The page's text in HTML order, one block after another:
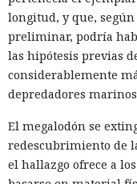
longitud, y que,
preliminar, podría
las hipótesis previas
considerablemente
depredadores
El megalodón se
redescubrimiento de
el hallazgo ofrece a